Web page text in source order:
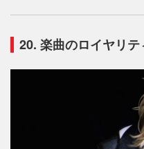
20. 楽曲のロイヤリテ